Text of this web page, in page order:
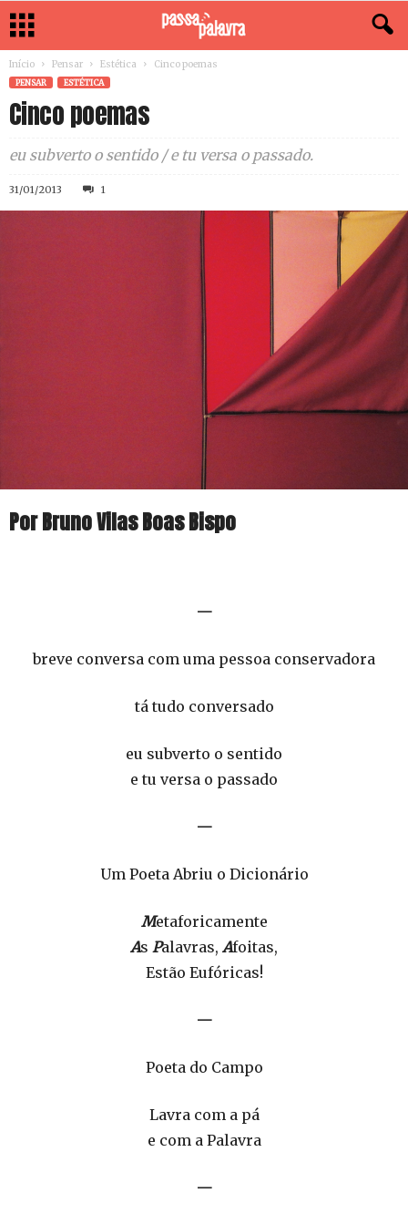
Início Pensar Estética Cinco poemas
PENSAR ESTÉTICA
Cinco poemas
eu subverto o sentido / e tu versa o passado.
31/01/2013 1
Por Bruno Vilas Boas Bispo
—
breve conversa com uma pessoa conservadora
tá tudo conversado
eu subverto o sentido
e tu versa o passado
—
Um Poeta Abriu o Dicionário
Metaforicamente
As Palavras, Afoitas,
Estão Eufóricas!
—
Poeta do Campo
Lavra com a pá
e com a Palavra
—